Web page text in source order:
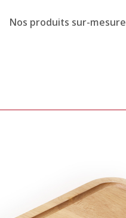
Nos produits sur-mesure